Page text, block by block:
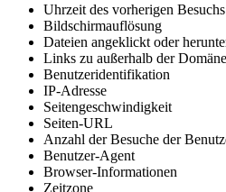
Uhrzeit des vorherigen
Bildschirmauflösung
Dateien angeklickt oder
Links zu außerhalb der
Benutzeridentifikation
IP-Adresse
Seitengeschwindigkeit
Seiten-URL
Anzahl der Besuche der
Benutzer-Agent
Browser-Informationen
Zeitzone